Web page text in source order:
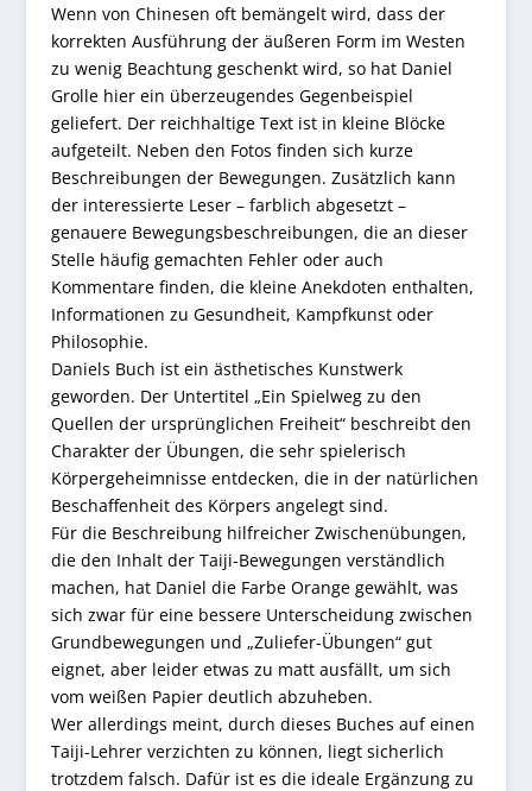
Wenn von Chinesen oft bemängelt wird, dass der
korrekten Ausführung der äußeren Form im Westen
zu wenig Beachtung geschenkt wird, so hat Daniel
Grolle hier ein überzeugendes Gegenbeispiel
geliefert. Der reichhaltige Text ist in kleine Blöcke
aufgeteilt. Neben den Fotos finden sich kurze
Beschreibungen der Bewegungen. Zusätzlich kann
der interessierte Leser – farblich abgesetzt –
genauere Bewegungsbeschreibungen, die an dieser
Stelle häufig gemachten Fehler oder auch
Kommentare finden, die kleine Anekdoten enthalten,
Informationen zu Gesundheit, Kampfkunst oder
Philosophie.
Daniels Buch ist ein ästhetisches Kunstwerk
geworden. Der Untertitel „Ein Spielweg zu den
Quellen der ursprünglichen Freiheit“ beschreibt den
Charakter der Übungen, die sehr spielerisch
Körpergeheimnisse entdecken, die in der natürlichen
Beschaffenheit des Körpers angelegt sind.
Für die Beschreibung hilfreicher Zwischenübungen,
die den Inhalt der Taiji-Bewegungen verständlich
machen, hat Daniel die Farbe Orange gewählt, was
sich zwar für eine bessere Unterscheidung zwischen
Grundbewegungen und „Zuliefer-Übungen“ gut
eignet, aber leider etwas zu matt ausfällt, um sich
vom weißen Papier deutlich abzuheben.
Wer allerdings meint, durch dieses Buches auf einen
Taiji-Lehrer verzichten zu können, liegt sicherlich
trotzdem falsch. Dafür ist es die ideale Ergänzung zu